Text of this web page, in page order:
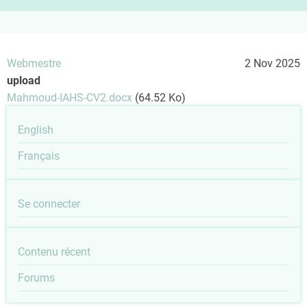
Webmestre
2 Nov 2025
upload
Mahmoud-IAHS-CV2.docx (64.52 Ko)
English
Français
User
menu
Se connecter
Outils
Contenu récent
Forums